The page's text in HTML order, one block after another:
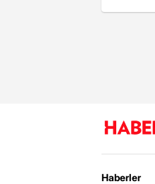
Haberler